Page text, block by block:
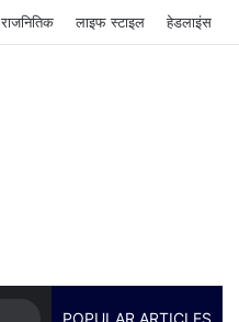
राजनितिक लाइफ स्टाइल हेडलाइंस
Search